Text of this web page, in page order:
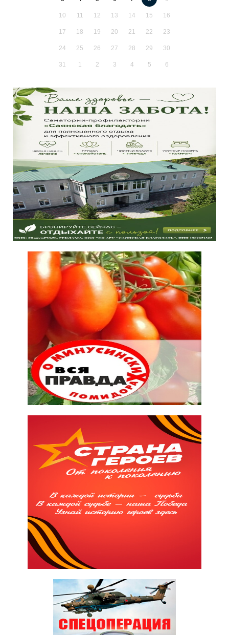
10 11 12 13 14 15 16
17 18 19 20 21 22 23
24 25 26 27 28 29 30
31 1 2 3 4 5 6